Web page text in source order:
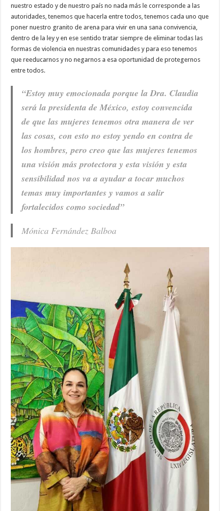
nuestro estado y de nuestro país no nada más le corresponde a las
autoridades, tenemos que hacerla entre todos, tenemos cada uno que
poner nuestro granito de arena para vivir en una sana convivencia,
dentro de la ley y en ese sentido tratar siempre de eliminar todas las
formas de violencia en nuestras comunidades y para eso tenemos
que reeducarnos y no negarnos a esa oportunidad de protegernos
entre todos.
“Estoy muy emocionada porque la Dra. Claudia
será la presidenta de México, estoy convencida
de que las mujeres tenemos otra manera de ver
las cosas, con esto no estoy yendo en contra de
los hombres, pero creo que las mujeres tenemos
una visión más protectora y esta visión y esta
sensibilidad nos va a ayudar a tocar muchos
temas muy importantes y vamos a salir
fortalecidos como sociedad”
Mónica Fernández Balboa